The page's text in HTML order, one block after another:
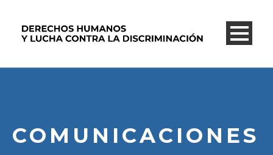
COMUNICACIONES